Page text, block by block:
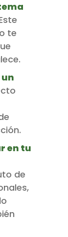
te
un
en tu
de